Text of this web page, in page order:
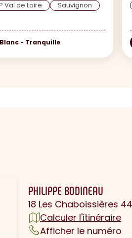
Val de Loire
Sauvignon
Blanc - Tranquille
PHILIPPE BODINEAU
18 Les Chaboissières
Calculer l'itinéraire
Afficher le numéro